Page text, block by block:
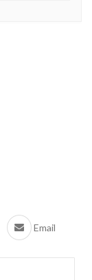
Email